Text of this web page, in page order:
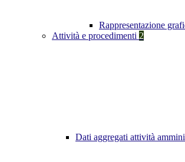
Rappresentazione
Attività e procedimenti 2
Dati aggregati attività